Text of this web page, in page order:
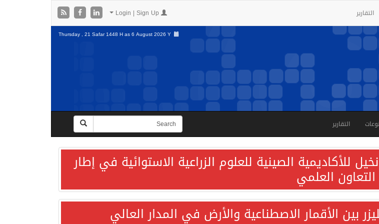
التقارير
Thursday , 21 Safar 1448 H as6 August 2026 Y
التقارير
الصينية للعلوم الزراعية الاستوائية في إطار
التعاون العلمي
بين الأقمار الاصطناعية والأرض في المدار العالي